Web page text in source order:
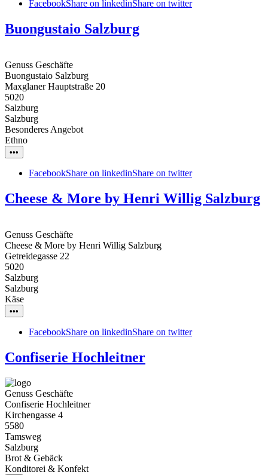
FacebookShare on linkedinShare on twitter
Buongustaio Salzburg
Genuss Geschäfte
Buongustaio Salzburg
Maxglaner Hauptstraße 20
5020
Salzburg
Salzburg
Besonderes Angebot
Ethno
•••
FacebookShare on linkedinShare on twitter
Cheese & More by Henri Willig Salzburg
Genuss Geschäfte
Cheese & More by Henri Willig Salzburg
Getreidegasse 22
5020
Salzburg
Salzburg
Käse
•••
FacebookShare on linkedinShare on twitter
Confiserie Hochleitner
Genuss Geschäfte
Confiserie Hochleitner
Kirchengasse 4
5580
Tamsweg
Salzburg
Brot & Gebäck
Konditorei & Konfekt